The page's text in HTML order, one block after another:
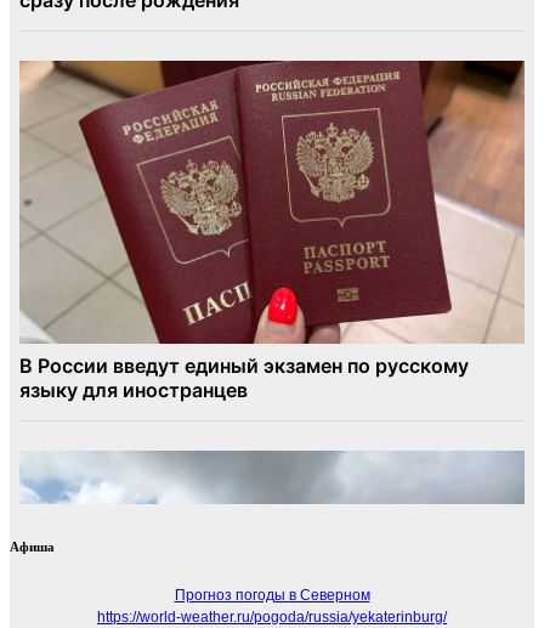
Афиша
Прогноз погоды в Северном
https://world-weather.ru/pogoda/russia/yekaterinburg/